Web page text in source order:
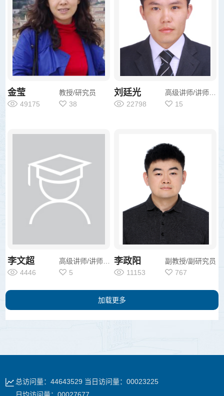
教授/研究员
金莹
49175 38
高级讲师/讲师/其他
刘廷光
22798 15
高级讲师/讲师/其他
李文超
4446 5
副教授/副研究员
李政阳
11153 767
加载更多
总访问量：44643529 当日访问量：00023225